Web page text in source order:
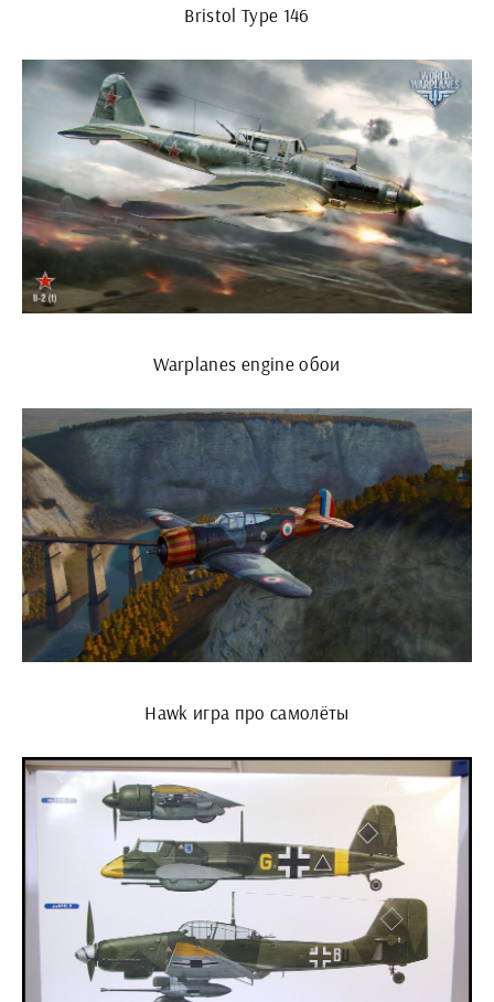
Bristol Type 146
Warplanes engine обои
Hawk игра про самолёты